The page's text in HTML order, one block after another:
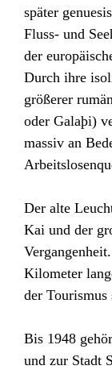
später
Fluss- und
der
Durch ihre
größerer
oder Galaþi)
massiv an
Der alte
Kai und der
Kilometer
der Tourismus
Bis 1948
und zur Stadt